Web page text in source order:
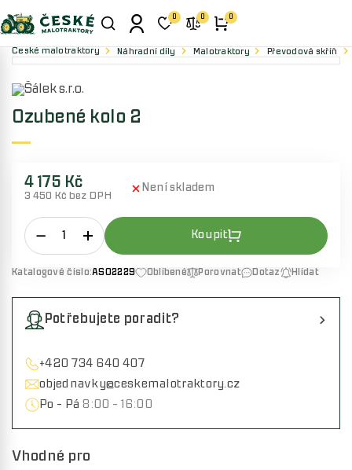
0 0 0
České malotraktory Náhradní díly Malotraktory Převodová skříň
Ozubené kolo 2
4 175 Kč
3 450 Kč bez DPH
Není skladem
Katalogové číslo:AS02229 Oblíbené Porovnat Dotaz Hlídat
Potřebujete poradit?
+420 734 640 407
objednavky@ceskemalotraktory.cz
Po - Pá 8:00 - 16:00
Vhodné pro